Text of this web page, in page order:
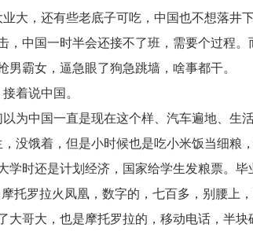
大，还有些老底子可吃，中国也不想落井
，中国一时半会还接不了班，需要个过程
男霸女，逼急眼了狗急跳墙，啥事都干。
着说中国。
为中国一直是现在这个样、汽车遍地、生活
没饿着，但是小时候也是吃小米饭当细粮
学时还是计划经济，国家给学生发粮票。
托罗拉火凤凰，数字的，七百多，别腰上
大哥大，也是摩托罗拉的，移动电话，半